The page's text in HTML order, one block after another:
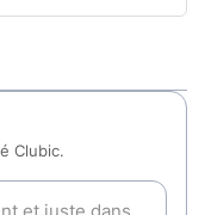
Clubic.